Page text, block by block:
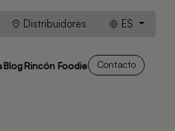
Distribuidores ES
BlogRincón Foodie Contacto